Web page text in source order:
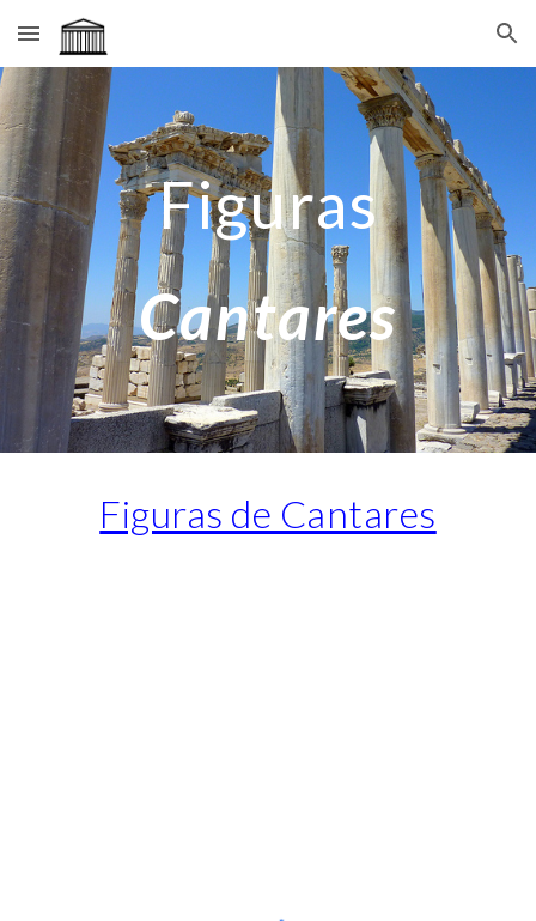
Skip to main content Skip to navigation
Figuras
Cantares
Figuras de Cantares